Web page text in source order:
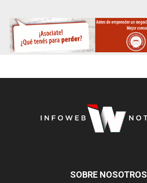
SOBRE NOSOTROS